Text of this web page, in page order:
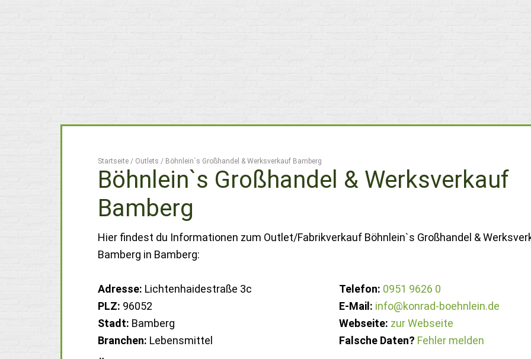
Startseite / Outlets / Böhnlein`s Großhandel & Werksverkauf Bamberg
Böhnlein`s Großhandel & Werksverkauf
Bamberg
Hier findest du Informationen zum Outlet/Fabrikverkauf Böhnlein`s Großhandel &
Bamberg in Bamberg:
Adresse: Lichtenhaidestraße 3c
PLZ: 96052
Stadt: Bamberg
Branchen: Lebensmittel
Telefon: 0951 9626 0
E-Mail: info@konrad-boehnlein.de
Webseite: zur Webseite
Falsche Daten? Fehler melden